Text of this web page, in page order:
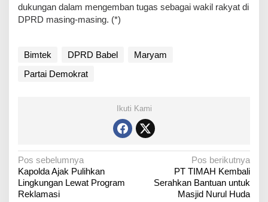
dukungan dalam mengemban tugas sebagai wakil rakyat di
DPRD masing-masing. (*)
Bimtek DPRD Babel
Maryam
Partai Demokrat
Ikuti Kami
N
a
v
Pos sebelumnya
Kapolda Ajak Pulihkan
Lingkungan Lewat Program
Reklamasi
Pos berikutnya
PT TIMAH Kembali
Serahkan Bantuan untuk
Masjid Nurul Huda